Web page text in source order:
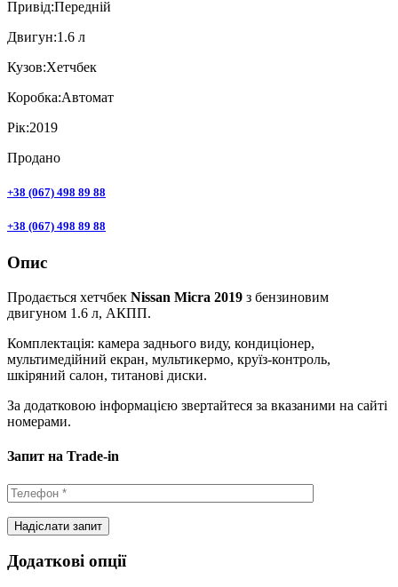
Привiд:Передній
Двигун:1.6 л
Кузов:Хетчбек
Коробка:Автомат
Рік:2019
Продано
+38 (067) 498 89 88
+38 (067) 498 89 88
Опис
Продається хетчбек Nissan Micra 2019 з бензиновим
двигуном 1.6 л, АКПП.
Комплектація: камера заднього виду, кондиціонер,
мультимедійний екран, мультикермо, круїз-контроль,
шкіряний салон, титанові диски.
За додатковою інформацією звертайтеся за вказаними на сайті
номерами.
Запит на Trade-in
Додаткові опції